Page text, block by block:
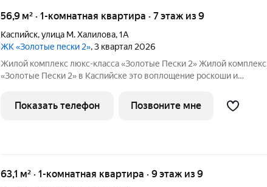
56,9 м² · 1-комнатная квартира · 7 этаж из 9
Каспийск,улица М. Халилова,1А
ЖК «Золотые пески 2», 3 квартал 2026
Жилой комплекс люкс-класса «Золотые Пески 2» Жилой комплекс
«Золотые Пески 2» в Каспийске это воплощение роскоши и
100 шагах от моря! Дом строится по проектному финансированию
в партнерстве
Показать телефон Позвоните мне
63,1 м² · 1-комнатная квартира · 9 этаж из 9